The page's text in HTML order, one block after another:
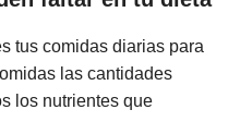
tus comidas diarias para
las cantidades
los nutrientes que